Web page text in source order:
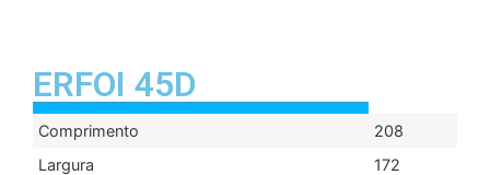
ERFOI 45D
Comprimento
208
Largura
172